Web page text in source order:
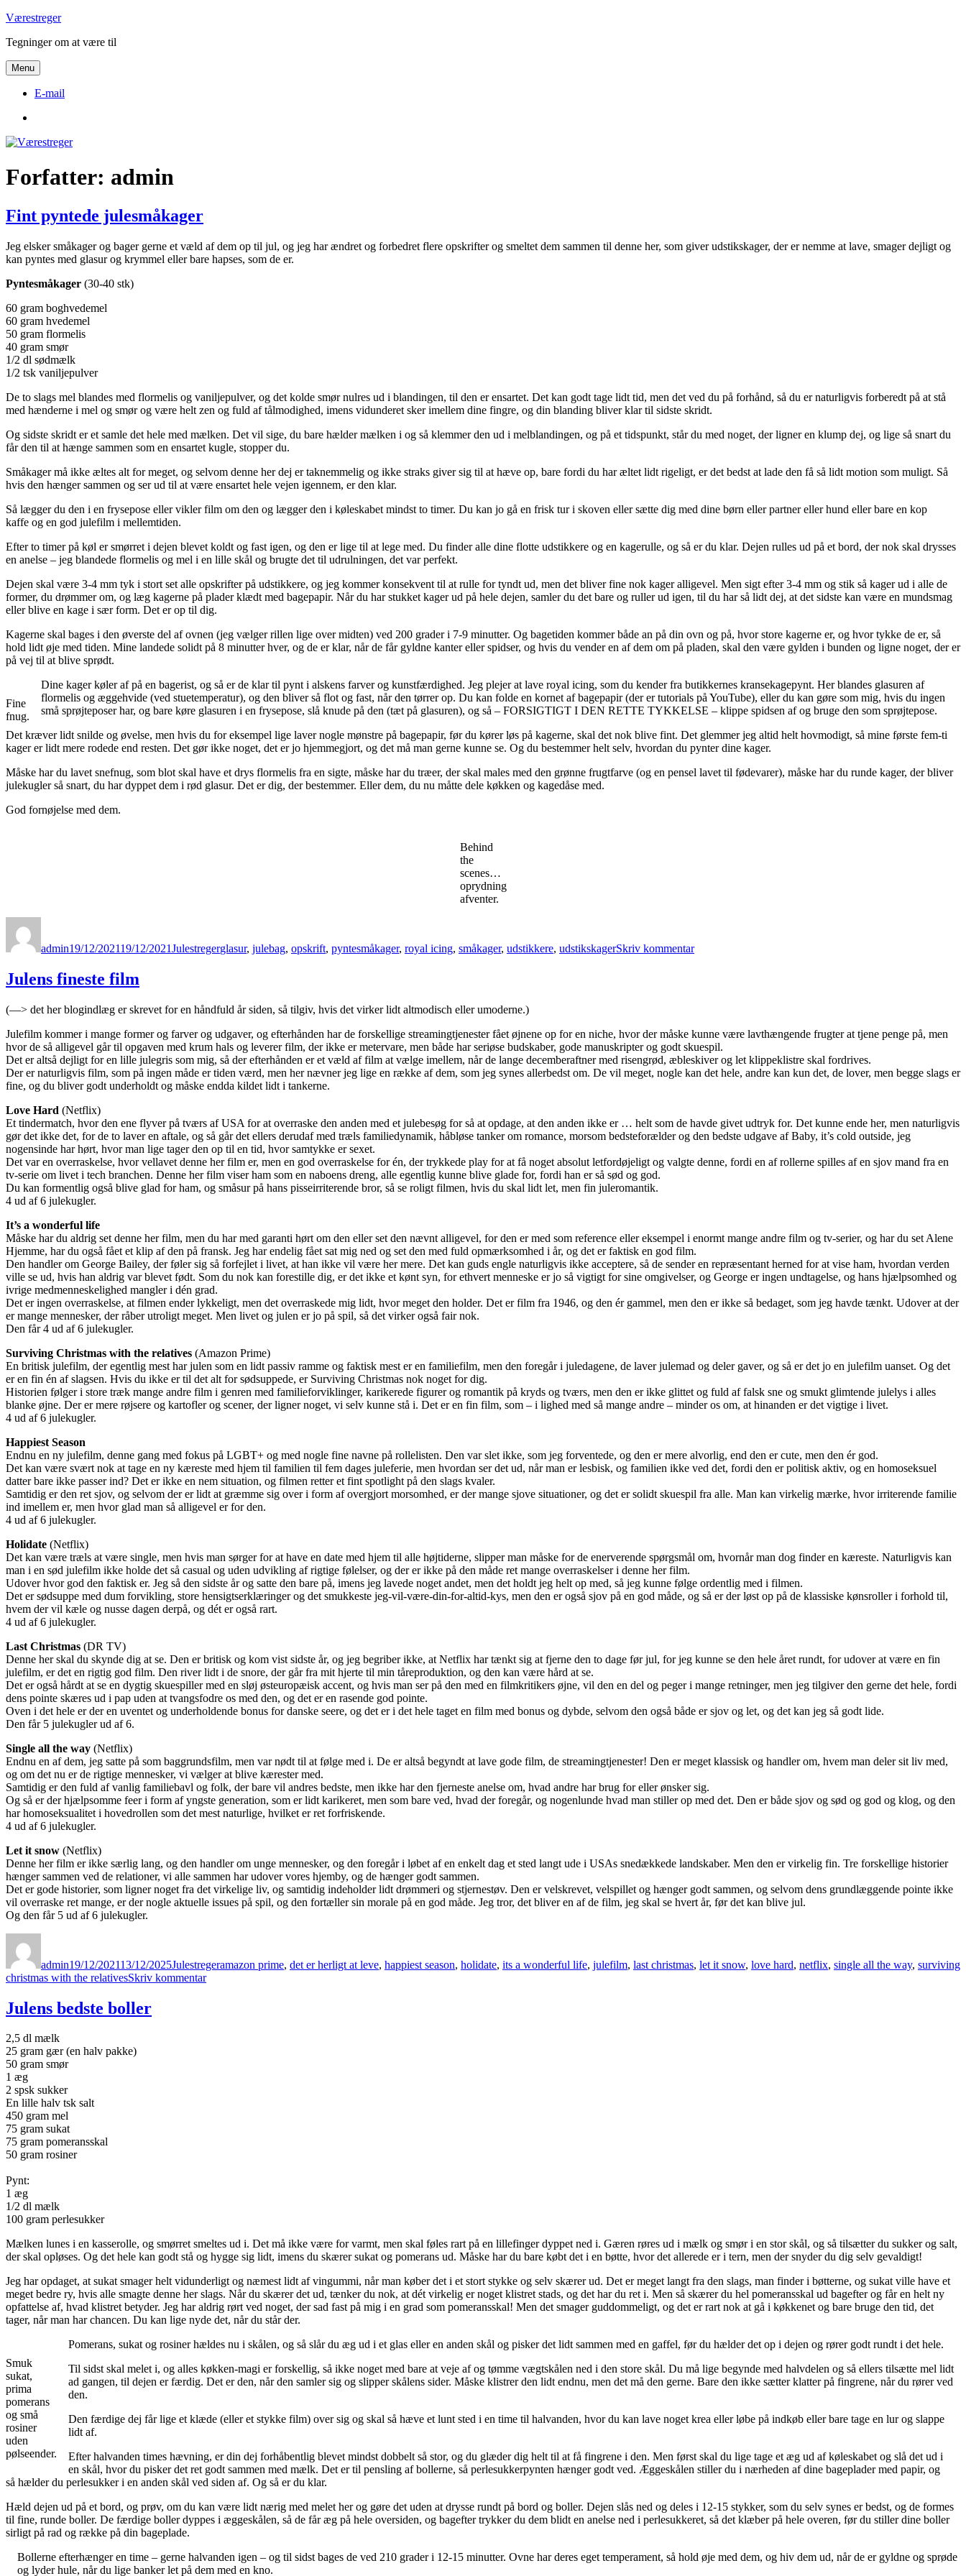
Videre
indhold
Værestreger
Tegninger om at være til
Menu
E-mail
Forfatter: admin
Fint pyntede julesmåkager
Jeg elsker småkager og bager gerne et væld af dem op til jul, og jeg har ændret og forbedret flere opskrifter og smeltet dem sammen til denne her, som giver udstikskager, der er nemme at lave, smager dejligt og
kan pyntes med glasur og krymmel eller bare hapses, som de er.
Pyntesmåkager (30-40 stk)
60 gram boghvedemel
60 gram hvedemel
50 gram flormelis
40 gram smør
1/2 dl sødmælk
1/2 tsk vaniljepulver
De to slags mel blandes med flormelis og vaniljepulver, og det kolde smør nulres ud i blandingen, til den er ensartet. Det kan godt tage lidt tid, men det ved du på forhånd, så du er naturligvis forberedt på at stå
med hænderne i mel og smør og være helt zen og fuld af tålmodighed, imens vidunderet sker imellem dine fingre, og din blanding bliver klar til sidste skridt.
Og sidste skridt er et samle det hele med mælken. Det vil sige, du bare hælder mælken i og så klemmer den ud i melblandingen, og på et tidspunkt, står du med noget, der ligner en klump dej, og lige så snart du
får den til at hænge sammen som en ensartet kugle, stopper du.
Småkager må ikke æltes alt for meget, og selvom denne her dej er taknemmelig og ikke straks giver sig til at hæve op, bare fordi du har æltet lidt rigeligt, er det bedst at lade den få så lidt motion som muligt. Så
hvis den hænger sammen og ser ud til at være ensartet hele vejen igennem, er den klar.
Så lægger du den i en frysepose eller vikler film om den og lægger den i køleskabet mindst to timer. Du kan jo gå en frisk tur i skoven eller sætte dig med dine børn eller partner eller hund eller bare en kop
kaffe og en god julefilm i mellemtiden.
Efter to timer på køl er smørret i dejen blevet koldt og fast igen, og den er lige til at lege med. Du finder alle dine flotte udstikkere og en kagerulle, og så er du klar. Dejen rulles ud på et bord, der nok skal drysses
en anelse – jeg blandede flormelis og mel i en lille skål og brugte det til udrulningen, det var perfekt.
Dejen skal være 3-4 mm tyk i stort set alle opskrifter på udstikkere, og jeg kommer konsekvent til at rulle for tyndt ud, men det bliver fine nok kager alligevel. Men sigt efter 3-4 mm og stik så kager ud i alle de
former, du drømmer om, og læg kagerne på plader klædt med bagepapir. Når du har stukket kager ud på hele dejen, samler du det bare og ruller ud igen, til du har så lidt dej, at det sidste kan være en mundsmag
eller blive en kage i sær form. Det er op til dig.
Kagerne skal bages i den øverste del af ovnen (jeg vælger rillen lige over midten) ved 200 grader i 7-9 minutter. Og bagetiden kommer både an på din ovn og på, hvor store kagerne er, og hvor tykke de er, så
hold lidt øje med tiden. Mine landede solidt på 8 minutter hver, og de er klar, når de får gyldne kanter eller spidser, og hvis du vender en af dem om på pladen, skal den være gylden i bunden og ligne noget, der er
på vej til at blive sprødt.
Fine
fnug.
Dine kager køler af på en bagerist, og så er de klar til pynt i alskens farver og kunstfærdighed. Jeg plejer at lave royal icing, som du kender fra butikkernes kransekagepynt. Her blandes glasuren af
flormelis og æggehvide (ved stuetemperatur), og den bliver så flot og fast, når den tørrer op. Du kan folde en kornet af bagepapir (der er tutorials på YouTube), eller du kan gøre som mig, hvis du ingen
små sprøjteposer har, og bare køre glasuren i en frysepose, slå knude på den (tæt på glasuren), og så – FORSIGTIGT I DEN RETTE TYKKELSE – klippe spidsen af og bruge den som sprøjtepose.
Det kræver lidt snilde og øvelse, men hvis du for eksempel lige laver nogle mønstre på bagepapir, før du kører løs på kagerne, skal det nok blive fint. Det glemmer jeg altid helt hovmodigt, så mine første fem-ti
kager er lidt mere rodede end resten. Det gør ikke noget, det er jo hjemmegjort, og det må man gerne kunne se. Og du bestemmer helt selv, hvordan du pynter dine kager.
Måske har du lavet snefnug, som blot skal have et drys flormelis fra en sigte, måske har du træer, der skal males med den grønne frugtfarve (og en pensel lavet til fødevarer), måske har du runde kager, der bliver
julekugler så snart, du har dyppet dem i rød glasur. Det er dig, der bestemmer. Eller dem, du nu måtte dele køkken og kagedåse med.
God fornøjelse med dem.
Behind
the
scenes…
oprydning
afventer.
admin19/12/202119/12/2021Julestregerglasur, julebag, opskrift, pyntesmåkager, royal icing, småkager, udstikkere, udstikskagerSkriv kommentarpyntede
Julens fineste film
(—> det her blogindlæg er skrevet for en håndfuld år siden, så tilgiv, hvis det virker lidt altmodisch eller umoderne.)
Julefilm kommer i mange former og farver og udgaver, og efterhånden har de forskellige streamingtjenester fået øjnene op for en niche, hvor der måske kunne være lavthængende frugter at tjene penge på, men
hvor de så alligevel går til opgaven med krum hals og leverer film, der ikke er metervare, men både har seriøse budskaber, gode manuskripter og godt skuespil.
Det er altså dejligt for en lille julegris som mig, så der efterhånden er et væld af film at vælge imellem, når de lange decemberaftner med risengrød, æbleskiver og let klippeklistre skal fordrives.
Der er naturligvis film, som på ingen måde er tiden værd, men her nævner jeg lige en række af dem, som jeg synes allerbedst om. De vil meget, nogle kan det hele, andre kan kun det, de lover, men begge slags er
fine, og du bliver godt underholdt og måske endda kildet lidt i tankerne.
Love Hard (Netflix)
Et tindermatch, hvor den ene flyver på tværs af USA for at overraske den anden med et julebesøg for så at opdage, at den anden ikke er … helt som de havde givet udtryk for. Det kunne ende her, men naturligvis
gør det ikke det, for de to laver en aftale, og så går det ellers derudaf med træls familiedynamik, håbløse tanker om romance, morsom bedsteforælder og den bedste udgave af Baby, it’s cold outside, jeg
nogensinde har hørt, hvor man lige tager den op til en tid, hvor samtykke er sexet.
Det var en overraskelse, hvor vellavet denne her film er, men en god overraskelse for én, der trykkede play for at få noget absolut letfordøjeligt og valgte denne, fordi en af rollerne spilles af en sjov mand fra en
tv-serie om livet i tech branchen. Denne her film viser ham som en naboens dreng, alle egentlig kunne blive glade for, fordi han er så sød og god.
Du kan formentlig også blive glad for ham, og småsur på hans pisseirriterende bror, så se roligt filmen, hvis du skal lidt let, men fin juleromantik.
4 ud af 6 julekugler.
It’s a wonderful life
Måske har du aldrig set denne her film, men du har med garanti hørt om den eller set den nævnt alligevel, for den er med som reference eller eksempel i enormt mange andre film og tv-serier, og har du set Alene
Hjemme, har du også fået et klip af den på fransk. Jeg har endelig fået sat mig ned og set den med fuld opmærksomhed i år, og det er faktisk en god film.
Den handler om George Bailey, der føler sig så forfejlet i livet, at han ikke vil være her mere. Det kan guds engle naturligvis ikke acceptere, så de sender en repræsentant herned for at vise ham, hvordan verden
ville se ud, hvis han aldrig var blevet født. Som du nok kan forestille dig, er det ikke et kønt syn, for ethvert menneske er jo så vigtigt for sine omgivelser, og George er ingen undtagelse, og hans hjælpsomhed og
ivrige medmenneskelighed mangler i dén grad.
Det er ingen overraskelse, at filmen ender lykkeligt, men det overraskede mig lidt, hvor meget den holder. Det er film fra 1946, og den ér gammel, men den er ikke så bedaget, som jeg havde tænkt. Udover at der
er mange mennesker, der råber utroligt meget. Men livet og julen er jo på spil, så det virker også fair nok.
Den får 4 ud af 6 julekugler.
Surviving Christmas with the relatives (Amazon Prime)
En britisk julefilm, der egentlig mest har julen som en lidt passiv ramme og faktisk mest er en familiefilm, men den foregår i juledagene, de laver julemad og deler gaver, og så er det jo en julefilm uanset. Og det
er en fin én af slagsen. Hvis du ikke er til det alt for sødsuppede, er Surviving Christmas nok noget for dig.
Historien følger i store træk mange andre film i genren med familieforviklinger, karikerede figurer og romantik på kryds og tværs, men den er ikke glittet og fuld af falsk sne og smukt glimtende julelys i alles
blanke øjne. Der er mere røjsere og kartofler og scener, der ligner noget, vi selv kunne stå i. Det er en fin film, som – i lighed med så mange andre – minder os om, at hinanden er det vigtige i livet.
4 ud af 6 julekugler.
Happiest Season
Endnu en ny julefilm, denne gang med fokus på LGBT+ og med nogle fine navne på rollelisten. Den var slet ikke, som jeg forventede, og den er mere alvorlig, end den er cute, men den ér god.
Det kan være svært nok at tage en ny kæreste med hjem til familien til fem dages juleferie, men hvordan ser det ud, når man er lesbisk, og familien ikke ved det, fordi den er politisk aktiv, og en homoseksuel
datter bare ikke passer ind? Det er ikke en nem situation, og filmen retter et fint spotlight på den slags kvaler.
Samtidig er den ret sjov, og selvom der er lidt at græmme sig over i form af overgjort morsomhed, er der mange sjove situationer, og det er solidt skuespil fra alle. Man kan virkelig mærke, hvor irriterende familie
ind imellem er, men hvor glad man så alligevel er for den.
4 ud af 6 julekugler.
Holidate (Netflix)
Det kan være træls at være single, men hvis man sørger for at have en date med hjem til alle højtiderne, slipper man måske for de enerverende spørgsmål om, hvornår man dog finder en kæreste. Naturligvis kan
man i en sød julefilm ikke holde det så casual og uden udvikling af rigtige følelser, og der er ikke på den måde ret mange overraskelser i denne her film.
Udover hvor god den faktisk er. Jeg så den sidste år og satte den bare på, imens jeg lavede noget andet, men det holdt jeg helt op med, så jeg kunne følge ordentlig med i filmen.
Det er sødsuppe med dum forvikling, store hensigtserklæringer og det smukkeste jeg-vil-være-din-for-altid-kys, men den er også sjov på en god måde, og så er der løst op på de klassiske kønsroller i forhold til,
hvem der vil kæle og nusse dagen derpå, og dét er også rart.
4 ud af 6 julekugler.
Last Christmas (DR TV)
Denne her skal du skynde dig at se. Den er britisk og kom vist sidste år, og jeg begriber ikke, at Netflix har tænkt sig at fjerne den to dage før jul, for jeg kunne se den hele året rundt, for udover at være en fin
julefilm, er det en rigtig god film. Den river lidt i de snore, der går fra mit hjerte til min tåreproduktion, og den kan være hård at se.
Det er også hårdt at se en dygtig skuespiller med en sløj østeuropæisk accent, og hvis man ser på den med en filmkritikers øjne, vil den en del og peger i mange retninger, men jeg tilgiver den gerne det hele, fordi
dens pointe skæres ud i pap uden at tvangsfodre os med den, og det er en rasende god pointe.
Oven i det hele er der en uventet og underholdende bonus for danske seere, og det er i det hele taget en film med bonus og dybde, selvom den også både er sjov og let, og det kan jeg så godt lide.
Den får 5 julekugler ud af 6.
Single all the way (Netflix)
Endnu en af dem, jeg satte på som baggrundsfilm, men var nødt til at følge med i. De er altså begyndt at lave gode film, de streamingtjenester! Den er meget klassisk og handler om, hvem man deler sit liv med,
og om det nu er de rigtige mennesker, vi vælger at blive kærester med.
Samtidig er den fuld af vanlig familiebavl og folk, der bare vil andres bedste, men ikke har den fjerneste anelse om, hvad andre har brug for eller ønsker sig.
Og så er der hjælpsomme feer i form af yngste generation, som er lidt karikeret, men som bare ved, hvad der foregår, og nogenlunde hvad man stiller op med det. Den er både sjov og sød og god og klog, og den
har homoseksualitet i hovedrollen som det mest naturlige, hvilket er ret forfriskende.
4 ud af 6 julekugler.
Let it snow (Netflix)
Denne her film er ikke særlig lang, og den handler om unge mennesker, og den foregår i løbet af en enkelt dag et sted langt ude i USAs snedækkede landskaber. Men den er virkelig fin. Tre forskellige historier
hænger sammen ved de relationer, vi alle sammen har udover vores hjemby, og de hænger godt sammen.
Det er gode historier, som ligner noget fra det virkelige liv, og samtidig indeholder lidt drømmeri og stjernestøv. Den er velskrevet, velspillet og hænger godt sammen, og selvom dens grundlæggende pointe ikke
vil overraske ret mange, er der nogle aktuelle issues på spil, og den fortæller sin morale på en god måde. Jeg tror, det bliver en af de film, jeg skal se hvert år, før det kan blive jul.
Og den får 5 ud af 6 julekugler.
admin19/12/202113/12/2025Julestregeramazon prime, det er herligt at leve, happiest season, holidate, its a wonderful life, julefilm, last christmas, let it snow, love hard, netflix, single all the way, surviving
christmas with the relativesSkriv kommentartil
Julens bedste boller
2,5 dl mælk
25 gram gær (en halv pakke)
50 gram smør
1 æg
2 spsk sukker
En lille halv tsk salt
450 gram mel
75 gram sukat
75 gram pomeransskal
50 gram rosiner
Pynt:
1 æg
1/2 dl mælk
100 gram perlesukker
Mælken lunes i en kasserolle, og smørret smeltes ud i. Det må ikke være for varmt, men skal føles rart på en lillefinger dyppet ned i. Gæren røres ud i mælk og smør i en stor skål, og så tilsætter du sukker og salt,
der skal opløses. Og det hele kan godt stå og hygge sig lidt, imens du skærer sukat og pomerans ud. Måske har du bare købt det i en bøtte, hvor det allerede er i tern, men der snyder du dig selv gevaldigt!
Jeg har opdaget, at sukat smager helt vidunderligt og næmest lidt af vingummi, når man køber det i et stort stykke og selv skærer ud. Det er meget langt fra den slags, man finder i bøtterne, og sukat ville have et
meget bedre ry, hvis alle smagte denne her slags. Når du skærer det ud, tænker du nok, at dét virkelig er noget klistret stads, og det har du ret i. Men så skærer du hel pomeransskal ud bagefter og får en helt ny
opfattelse af, hvad klistret betyder. Jeg har aldrig rørt ved noget, der sad fast på mig i en grad som pomeransskal! Men det smager guddommeligt, og det er rart nok at gå i køkkenet og bare bruge den tid, det
tager, når man har chancen. Du kan lige nyde det, når du står der.
Smuk
sukat,
prima
pomerans
og små
rosiner
uden
pølseender.
Pomerans, sukat og rosiner hældes nu i skålen, og så slår du æg ud i et glas eller en anden skål og pisker det lidt sammen med en gaffel, før du hælder det op i dejen og rører godt rundt i det hele.
Til sidst skal melet i, og alles køkken-magi er forskellig, så ikke noget med bare at veje af og tømme vægtskålen ned i den store skål. Du må lige begynde med halvdelen og så ellers tilsætte mel lidt
ad gangen, til dejen er færdig. Det er den, når den samler sig og slipper skålens sider. Måske klistrer den lidt endnu, men det må den gerne. Bare den ikke sætter klatter på fingrene, når du rører ved
den.
Den færdige dej får lige et klæde (eller et stykke film) over sig og skal så hæve et lunt sted i en time til halvanden, hvor du kan lave noget krea eller løbe på indkøb eller bare tage en lur og slappe
lidt af.
Efter halvanden times hævning, er din dej forhåbentlig blevet mindst dobbelt så stor, og du glæder dig helt til at få fingrene i den. Men først skal du lige tage et æg ud af køleskabet og slå det ud i
en skål, hvor du pisker det ret godt sammen med mælk. Det er til pensling af bollerne, så perlesukkerpynten hænger godt ved. Æggeskålen stiller du i nærheden af dine bageplader med papir, og
så hælder du perlesukker i en anden skål ved siden af. Og så er du klar.
Hæld dejen ud på et bord, og prøv, om du kan være lidt nærig med melet her og gøre det uden at drysse rundt på bord og boller. Dejen slås ned og deles i 12-15 stykker, som du selv synes er bedst, og de formes
til fine, runde boller. De færdige boller dyppes i æggeskålen, så de får æg på hele oversiden, og bagefter trykker du dem blidt en anelse ned i perlesukkeret, så det klæber på hele overen, før du stiller dine boller
sirligt på rad og række på din bageplade.
Bollerne efterhænger en time – gerne halvanden igen – og til sidst bages de ved 210 grader i 12-15 minutter. Ovne har deres eget temperament, så hold øje med dem, og hiv dem ud, når de er gyldne og sprøde
og lyder hule, når du lige banker let på dem med en kno.